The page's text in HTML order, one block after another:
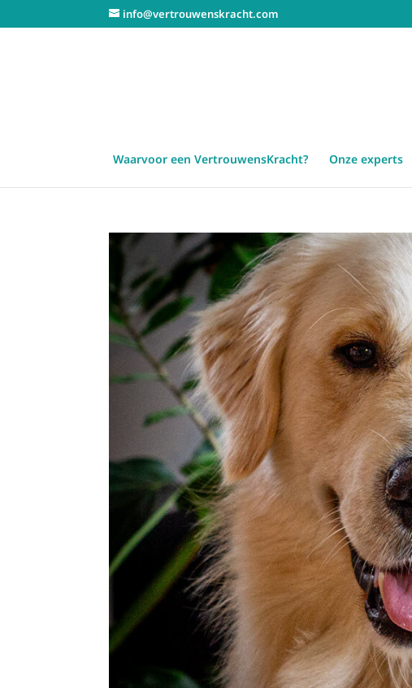
info@vertrouwenskracht.com
Waarvoor een VertrouwensKracht? Onze experts